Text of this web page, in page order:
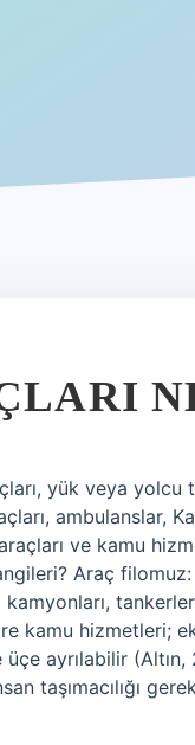
yük veya yolcu
ambulanslar,
ve kamu
Araç
kamyonları,
kamu hizmetleri;
ayrılabilir (Altın,
taşımacılığı